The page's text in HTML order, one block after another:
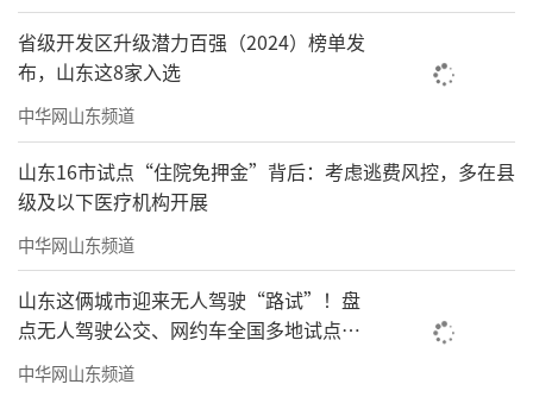
省级开发区升级潜力百强（2024）榜单发
布，山东这8家入选
中华网山东频道
山东16市试点“住院免押金”背后：考虑逃费风控，多在县
级及以下医疗机构开展
中华网山东频道
山东这俩城市迎来无人驾驶“路试”！盘
点无人驾驶公交、网约车全国多地试点之
路
中华网山东频道